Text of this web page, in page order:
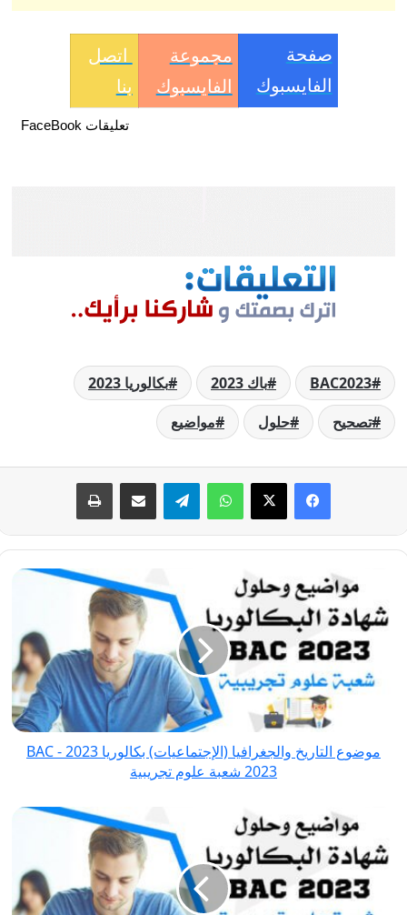
صفحة
الفايسبوك
مجموعة
الفايسبوك
اتصل
بنا
تعليقات FaceBook
BAC2023 باك 2023
بكالوريا 2023
تصحيح
حلول مواضيع
فيسبوك
‫X واتسابتيلقراممشاركة عبر البريد طباعة
موضوع
والجغرافيا
(الإجتماعيات)
بكالوريا
2023
2023 شعبة
موضوع التاريخ والجغرافيا (الإجتماعيات) بكالوريا 2023 - BAC
2023 شعبة علوم تجريبية
موضوع
الإسلامية
بكالوريا
2023